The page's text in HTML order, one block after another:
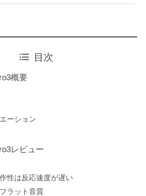
目次
概要
ーション
レビュー
性は反応速度が遅い
ラット音質